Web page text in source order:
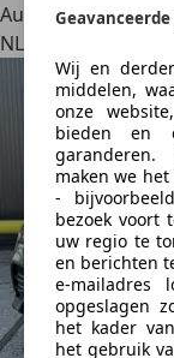
Autobedrijf
NL 3443 TJ
Wij en
middelen,
onze
bieden en
maken we
-
bezoek voort
uw regio te
en berichten
e-mailadres
opgeslagen
het kader
het gebruik